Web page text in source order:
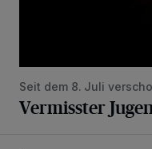
Seit dem 8. Juli
Vermisster